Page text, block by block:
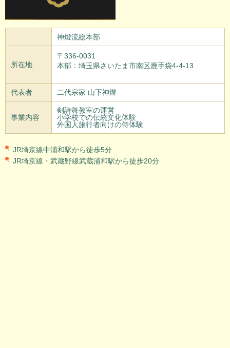
神燈流総本部
所在地
〒336-0031
本部：埼玉県さいたま市南区鹿手袋4-4-13
代表者 二代宗家 山下神燈
事業内容
剣詩舞教室の運営
小学校での伝統文化体験
外国人旅行者向けの侍体験
JR埼京線中浦和駅から徒歩5分
JR埼京線・武蔵野線武蔵浦和駅から徒歩20分